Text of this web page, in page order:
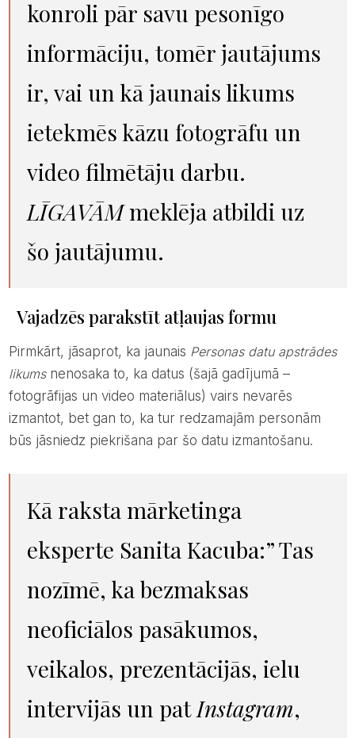
konroli pār savu pesonīgo
informāciju, tomēr jautājums
ir, vai un kā jaunais likums
ietekmēs kāzu fotogrāfu un
video filmētāju darbu.
LĪGAVĀMmeklēja atbildi uz
šo jautājumu.
Vajadzēs parakstīt atļaujas formu
Pirmkārt, jāsaprot, ka jaunais Personas datu apstrādes
likumsnenosaka to, ka datus (šajā gadījumā –
fotogrāfijas un video materiālus) vairs nevarēs
izmantot, bet gan to, ka tur redzamajām personām
būs jāsniedz piekrišana par šo datu izmantošanu.
Kā raksta mārketinga
eksperte Sanita Kacuba:” Tas
nozīmē, ka bezmaksas
neoficiālos pasākumos,
veikalos, prezentācijās, ielu
intervijās un patInstagram,